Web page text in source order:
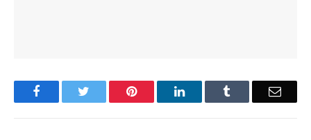
Facebook Pinterest LinkedIn Email